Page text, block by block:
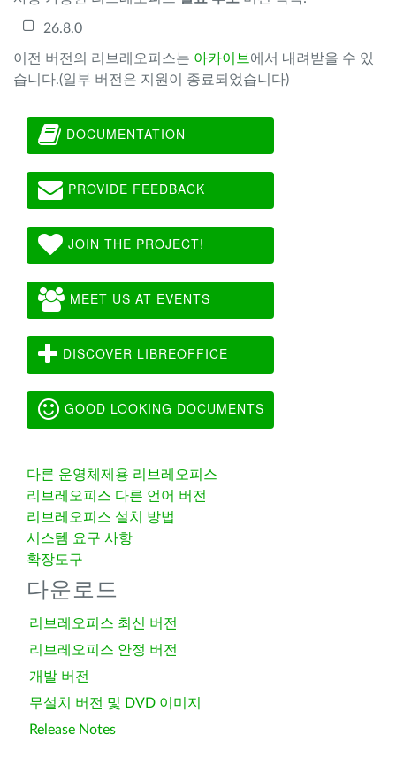
26.8.0
이전 버전의 리브레오피스는 아카이브 에서 내려받을 수 있
습니다.(일부 버전은 지원이 종료되었습니다)
DOCUMENTATION
PROVIDE FEEDBACK
JOIN THE PROJECT!
MEET US AT EVENTS
DISCOVER LIBREOFFICE
GOOD LOOKING DOCUMENTS
다른 운영체제용 리브레오피스
리브레오피스 다른 언어 버전
리브레오피스 설치 방법
시스템 요구 사항
확장도구
다운로드
리브레오피스 최신 버전
리브레오피스 안정 버전
개발 버전
무설치 버전 및 DVD 이미지
Release Notes